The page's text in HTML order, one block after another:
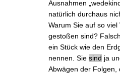
Ausnahmen
natürlich durchaus
Warum Sie auf so viel
gestoßen sind?
ein Stück wie den
nennen. Siesind ja
Abwägen der Folgen,